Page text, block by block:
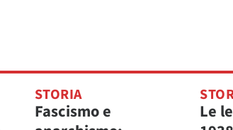
STORIA
Fascismo e
Le